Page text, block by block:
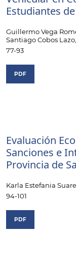
Estudiantes
Guillermo Vega
Santiago Cobos
77-93
PDF
Evaluación
Sanciones e
Provincia de
Karla Estefania
94-101
PDF